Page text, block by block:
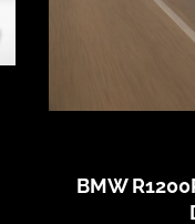
BMW